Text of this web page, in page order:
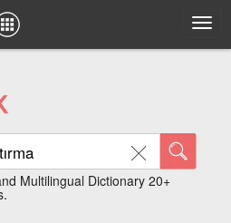
Multilingual Dictionary 20+